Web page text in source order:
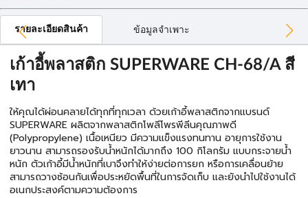
รายละเอียดสินค้า ข้อมูลจำเพาะ
เก้าอี้พลาสติก SUPERWARE CH-68/A สี
เทา
ให้คุณได้ผ่อนคลายได้ทุกที่ทุกเวลา ด้วยเก้าอี้พลาสติกจากแบรนด์
SUPERWARE ผลิตจากพลาสติกโพลีโพรพีลีนคุณภาพดี
(Polypropylene) เนื้อเหนียว มีความแข็งแรงทนทาน อายุการใช้งาน
ยาวนาน สามารถรองรับน้ำหนักได้มากถึง 100 กิโลกรัม แบบกระจายน้ำ
หนัก ตัวเก้าอี้มีน้ำหนักที่เบาจึงทำให้ง่ายต่อการยก หรือการเคลื่อนย้าย
สามารถวางซ้อนกันเพื่อประหยัดพื้นที่ในการจัดเก็บ และยังนำไปใช้งานได้
อเนกประสงค์ตามความต้องการ